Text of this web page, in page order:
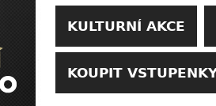
KULTURNÍ AKCE
KOUPIT